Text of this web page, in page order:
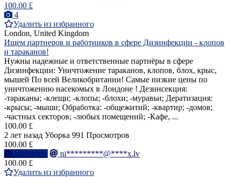
100.00 £
4
Удалить из избранного
London, United Kingdom
Ищем партнеров и работников в сфере Дизинфекции - клопов
и тараканов!
Нужны надежные и ответственные партнёры в сфере
Дизинфекции: Уничтожение тараканов, клопов, блох, крыс,
мышей По всей Великобритании! Самые низкие цены по
уничтожению насекомых в Лондоне ! Дезинсекция:
-тараканы; -клещи; -клопы; -блохи; -муравьи; Дератизация:
-крысы; -мыши; Обработка: -общежитий; -квартир; -домов;
-частных секторов; -любых помещений; -Кафе, ...
100.00 £
2 лет назад Уборка 991 Просмотров
100.00 £
Написать
ni*********@****x.lv
100.00 £
Удалить из избранного